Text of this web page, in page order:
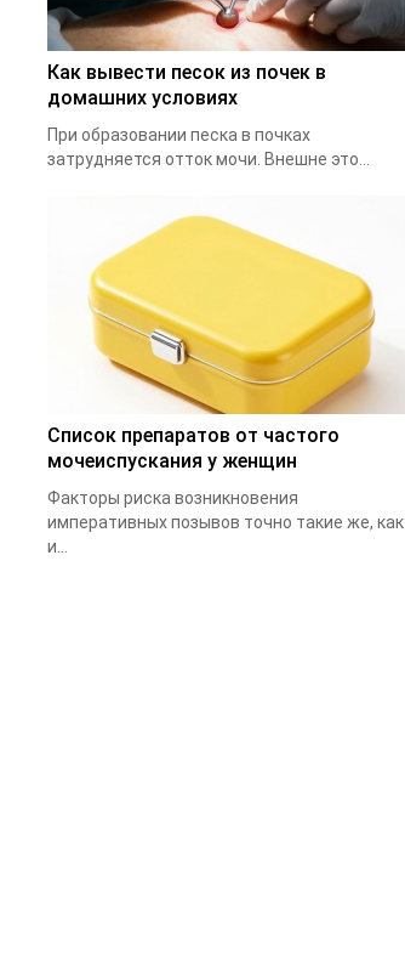
Как вывести песок из почек в
домашних условиях
При образовании песка в почках
затрудняется отток мочи. Внешне это...
Список препаратов от частого
мочеиспускания у женщин
Факторы риска возникновения
императивных позывов точно такие же, как
и...